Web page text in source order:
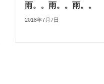
雨。。雨。。雨。。
2018年7月7日